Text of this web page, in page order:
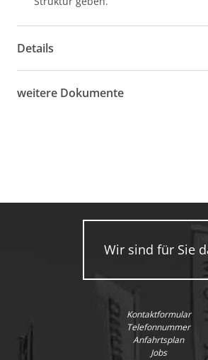
Details
weitere Dokumente
Wir sind für Sie
Kontaktformular
Telefonnummer
Anfahrtsplan
Jobs